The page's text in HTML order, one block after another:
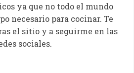
ya que no todo el mundo
necesario para cocinar. Te
el sitio y a seguirme en las
sociales.